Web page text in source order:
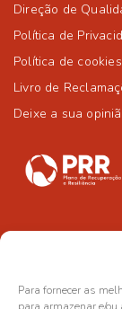
Para fornecer as
Direção de
Política de
Política de cookies
Livro de
Deixe a sua